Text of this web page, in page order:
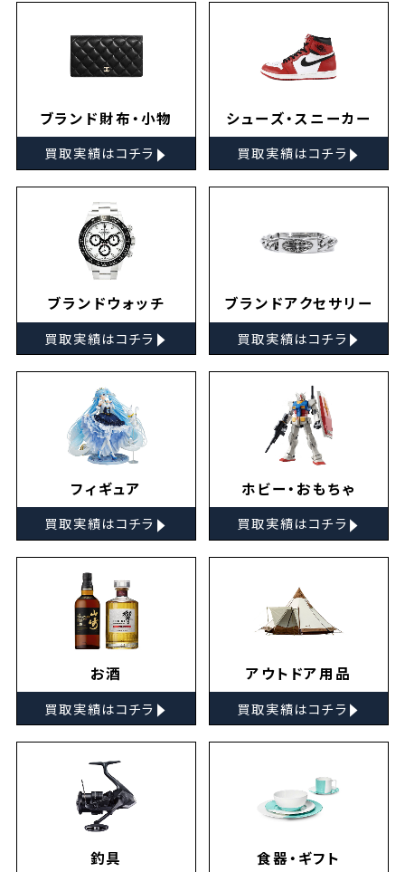
ブランド財布・小物
買取実績はコチラ ▸
シューズ・スニーカー
買取実績はコチラ ▸
ブランドウォッチ
買取実績はコチラ ▸
ブランドアクセサリー
買取実績はコチラ ▸
フィギュア
買取実績はコチラ ▸
ホビー・おもちゃ
買取実績はコチラ ▸
お酒
買取実績はコチラ ▸
アウトドア用品
買取実績はコチラ ▸
釣具 食器・ギフト